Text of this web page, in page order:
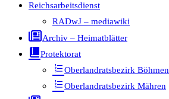
Reichsarbeitsdienst
RADwJ – mediawiki
Archiv – Heimatblätter
Protektorat
Oberlandratsbezirk Böhmen
Oberlandratsbezirk Mähren